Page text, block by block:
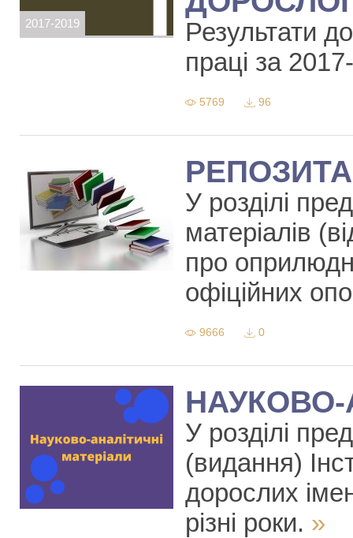
2017-2019
Результати
праці за
5769 96
У розділі
матеріалів
про
офіційних
9666 0
НАУКОВО-
У розділі
(видання)
дорослих
різні роки. »